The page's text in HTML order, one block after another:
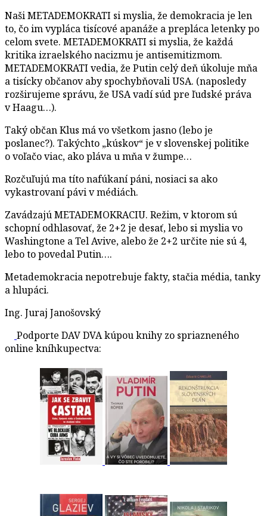
Naši METADEMOKRATI si myslia, že demokracia je len
to, čo im vypláca tisícové apanáže a prepláca letenky po
celom svete. METADEMOKRATI si myslia, že každá
kritika izraelského nacizmu je antisemitizmom.
METADEMOKRATI vedia, že Putin celý deň úkoluje mňa
a tisícky občanov aby spochybňovali USA. (naposledy
rozširujeme správu, že USA vadí súd pre ľudské práva
v Haagu…).
Taký občan Klus má vo všetkom jasno (lebo je
poslanec?). Takýchto „kúskov“ je v slovenskej politike
o voľačo viac, ako pláva u mňa v žumpe…
Rozčuľujú ma títo nafúkaní páni, nosiaci sa ako
vykastrovaní pávi v médiách.
Zavádzajú METADEMOKRACIU. Režim, v ktorom sú
schopní odhlasovať, že 2+2 je desať, lebo si myslia vo
Washingtone a Tel Avive, alebo že 2+2 určite nie sú 4,
lebo to povedal Putin….
Metademokracia nepotrebuje fakty, stačia média, tanky
a hlupáci.
Ing. Juraj Janošovský
Podporte DAV DVA kúpou knihy zo spriazneného
online kníhkupectva: